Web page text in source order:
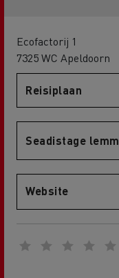
Ecofactorij 1
7325 WC Apeldoorn
Reisiplaan
Seadistage
Website